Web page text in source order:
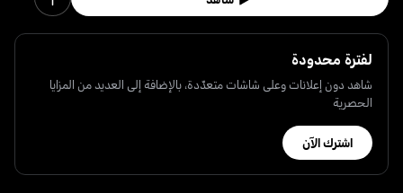
لفترة محدودة
شاهد دون إعلانات وعلى شاشات متعدّدة، بالإضافة إلى العديد من المزايا
الحصرية
اشترك الآن